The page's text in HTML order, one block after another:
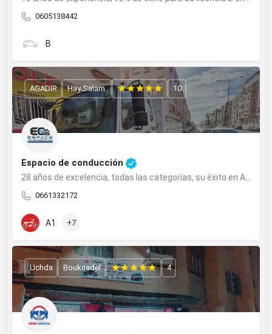
0605138442
B
Espacio de conducción
0661332172
AGADIR Hay Salam. 10
A1 +7
Uchda Bouknadel 4